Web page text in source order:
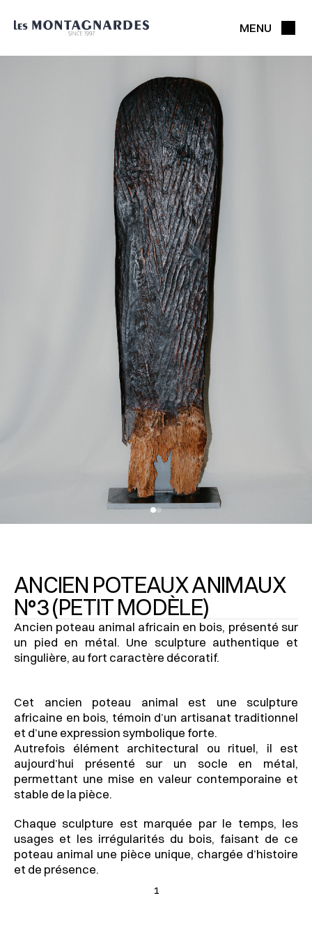
MENU
ANCIEN POTEAUX ANIMAUX
N°3 (PETIT MODÈLE)
Ancien poteau animal africain en bois, présenté sur
un pied en métal. Une sculpture authentique et
singulière, au fort caractère décoratif.
Cet ancien poteau animal est une sculpture
africaine en bois, témoin d’un artisanat traditionnel
et d’une expression symbolique forte.
Autrefois élément architectural ou rituel, il est
aujourd’hui présenté sur un socle en métal,
permettant une mise en valeur contemporaine et
stable de la pièce.
Chaque sculpture est marquée par le temps, les
usages et les irrégularités du bois, faisant de ce
poteau animal une pièce unique, chargée d’histoire
et de présence.
1